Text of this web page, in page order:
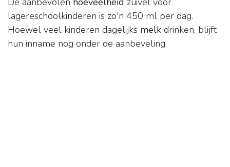
lagereschoolkinderen is zo'n 450 ml per dag.
Hoewel veel kinderen dagelijks melk drinken, blijft
hun inname nog onder de aanbeveling.